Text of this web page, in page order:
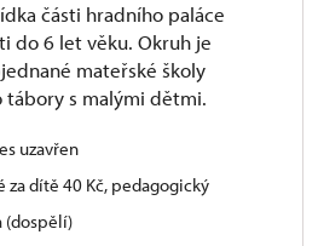
části hradního paláce
do 6 let věku. Okruh je
mateřské školy
tábory s malými dětmi.
uzavřen
za dítě 40 Kč, pedagogický
(dospělí)